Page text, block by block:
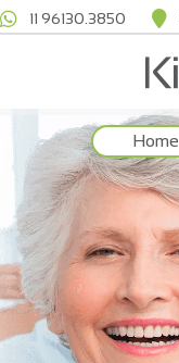
11 96130.3850
Home